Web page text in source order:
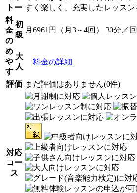
トー すく楽しく、充実したレッスン
料
金
の
め
や
す
初
級
月6961円（月3～4回） 30分／回
大
人
料金の詳細
評価 まだ評価はありません(0件)
対応
コー
ス